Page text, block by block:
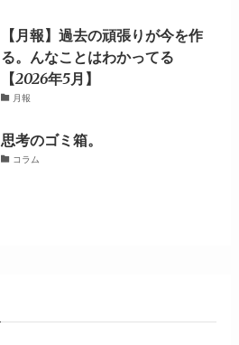
【月報】過去の頑張りが今を作
る。んなことはわかってる
【2026年5月】
月報
思考のゴミ箱。
コラム